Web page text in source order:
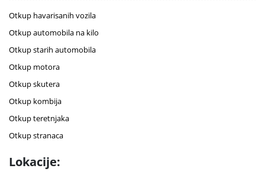
Otkup havarisanih vozila
Otkup automobila na kilo
Otkup starih automobila
Otkup motora
Otkup skutera
Otkup kombija
Otkup teretnjaka
Otkup stranaca
Lokacije: